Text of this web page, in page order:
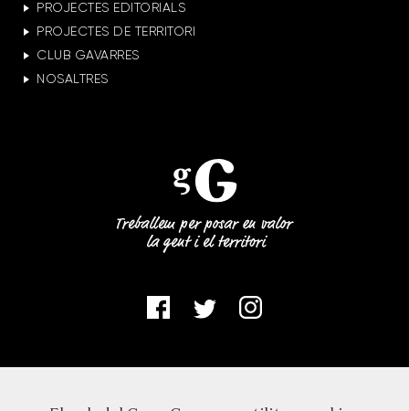
PROJECTES EDITORIALS
PROJECTES DE TERRITORI
CLUB GAVARRES
NOSALTRES